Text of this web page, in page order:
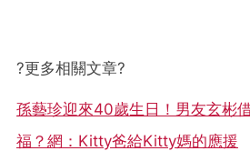
?更多相關文章?
孫藝珍迎來40歲生日！男友玄彬
福？網：Kitty爸給Kitty媽的應援